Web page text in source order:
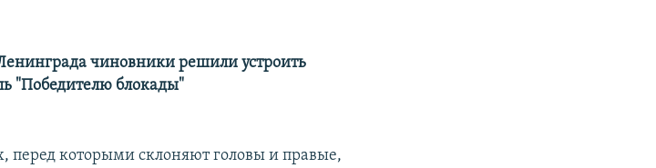
чиновники решили устроить
"Победителю блокады"
перед которыми склоняют головы и правые,